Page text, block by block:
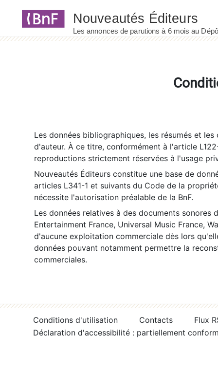
Les données bibliographiques, les résumés et
d'auteur. À ce titre, conformément à l'article
reproductions strictement réservées à l'usage
Nouveautés Éditeurs constitue une base de
articles L341-1 et suivants du Code de la
nécessite l'autorisation préalable de la BnF.
Les données relatives à des documents sonores
Entertainment France, Universal Music France,
d'aucune exploitation commerciale dès lors
données pouvant notamment permettre la
commerciales.
Conditions d'utilisation Contacts
Flux
Déclaration d'accessibilité : partiellement